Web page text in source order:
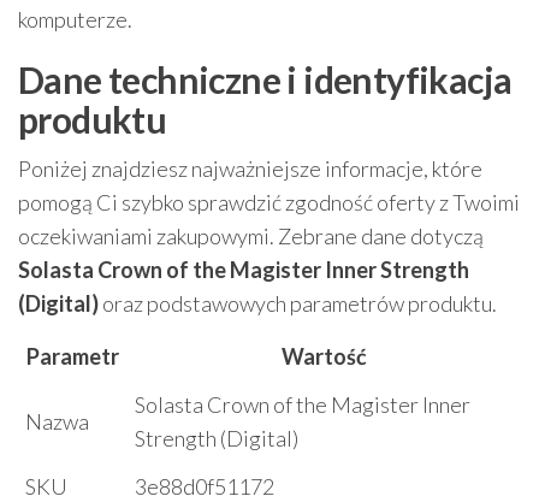
komputerze.
Dane techniczne i identyfikacja
produktu
Poniżej znajdziesz najważniejsze informacje, które
pomogą Ci szybko sprawdzić zgodność oferty z Twoimi
oczekiwaniami zakupowymi. Zebrane dane dotyczą
Solasta Crown of the Magister Inner Strength
(Digital)oraz podstawowych parametrów produktu.
Parametr
Wartość
Nazwa
Solasta Crown of the Magister Inner
Strength (Digital)
SKU
3e88d0f51172